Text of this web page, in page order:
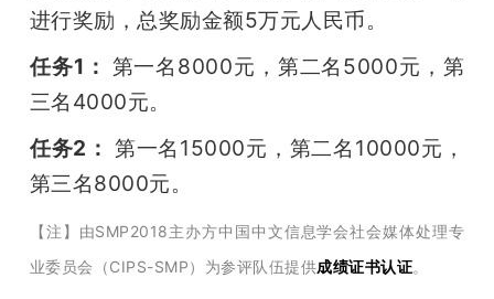
进行奖励，总奖励金额5万元人民币。
任务1： 第一名8000元，第二名5000元，第
三名4000元。
任务2： 第一名15000元，第二名10000元，
第三名8000元。
【注】由SMP2018主办方中国中文信息学会社会媒体处理专
业委员会（CIPS-SMP）为参评队伍提供成绩证书认证。